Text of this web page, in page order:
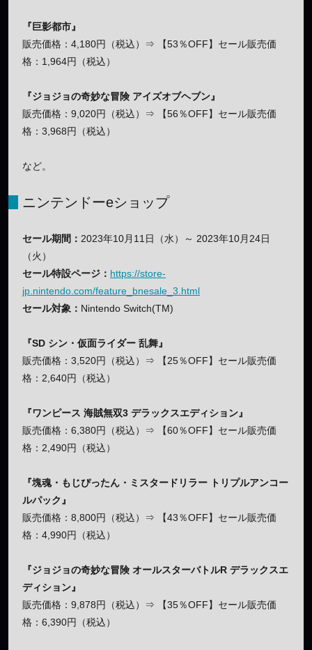
『巨影都市』
販売価格：4,180円（税込）⇒ 【53％OFF】セール販売価
格：1,964円（税込）
『ジョジョの奇妙な冒険 アイズオブヘブン』
販売価格：9,020円（税込）⇒ 【56％OFF】セール販売価
格：3,968円（税込）
など。
ニンテンドーeショップ
セール期間： 2023年10月11日（水）～ 2023年10月24日
（火）
セール特設ページ： https://store-
jp.nintendo.com/feature_bnesale_3.html
セール対象： Nintendo Switch(TM)
『SD シン・仮面ライダー 乱舞』
販売価格：3,520円（税込）⇒ 【25％OFF】セール販売価
格：2,640円（税込）
『ワンピース 海賊無双3 デラックスエディション』
販売価格：6,380円（税込）⇒ 【60％OFF】セール販売価
格：2,490円（税込）
『塊魂・もじぴったん・ミスタードリラー トリプルアンコー
ルパック』
販売価格：8,800円（税込）⇒ 【43％OFF】セール販売価
格：4,990円（税込）
『ジョジョの奇妙な冒険 オールスターバトルR デラックスエ
ディション』
販売価格：9,878円（税込）⇒ 【35％OFF】セール販売価
格：6,390円（税込）